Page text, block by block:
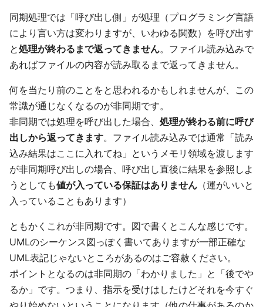
同期処理では「呼び出し側」が処理（プログラミング言語
により言い方は変わりますが、いわゆる関数）を呼び出す
と処理が終わるまで返ってきません。ファイル読み込みで
あればファイルの内容が読み取るまで返ってきません。
何を当たり前のことをと思われるかもしれませんが、この
常識が通じなくなるのが非同期です。
非同期では処理を呼び出した場合、 処理が終わる前に呼び
出しから返ってきます。ファイル読み込みでは通常「読み
込み結果はここに入れてね」というメモリ領域を渡します
が非同期呼び出しの場合、呼び出し直後に結果を参照しよ
うとしても値が入っている保証はありません （運がいいと
入っていることもあります）
ともかくこれが非同期です。図で書くとこんな感じです。
UMLのシーケンス図っぽく書いてありますが一部正確な
UML表記じゃないところがあるのはご容赦ください。
ポイントとなるのは非同期の「わかりました」と「後でや
るか」です。つまり、指示を受けはしたけどそれを今すぐ